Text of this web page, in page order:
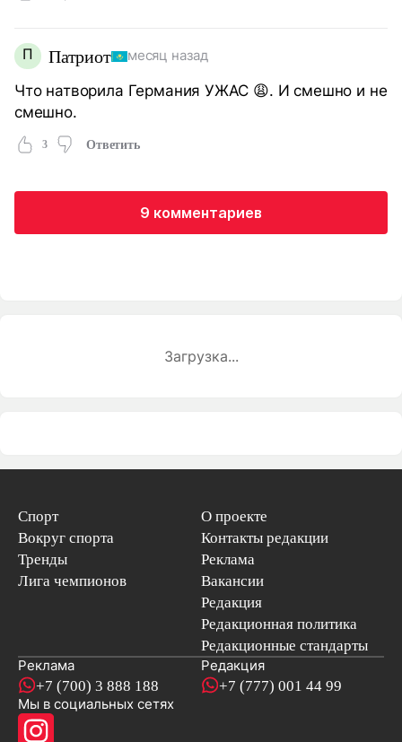
П Патриот месяц назад
Что натворила Германия УЖАС 😩. И смешно и не
смешно.
3 Ответить
9 комментариев
Загрузка...
Спорт
Вокруг спорта
Тренды
Лига чемпионов
О проекте
Контакты редакции
Реклама
Вакансии
Редакция
Редакционная политика
Редакционные стандарты
Реклама
+7 (700) 3 888 188
Редакция
+7 (777) 001 44 99
Мы в социальных сетях